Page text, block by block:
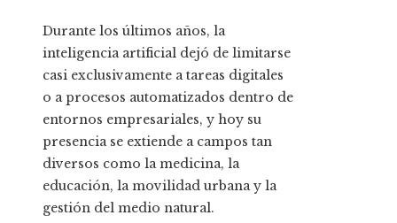
Durante los últimos años, la
inteligencia artificial dejó de limitarse
casi exclusivamente a tareas digitales
o a procesos automatizados dentro de
entornos empresariales, y hoy su
presencia se extiende a campos tan
diversos como la medicina, la
educación, la movilidad urbana y la
gestión del medio natural.